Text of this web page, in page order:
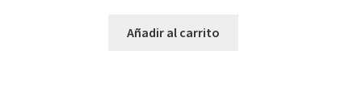
Añadir al carrito